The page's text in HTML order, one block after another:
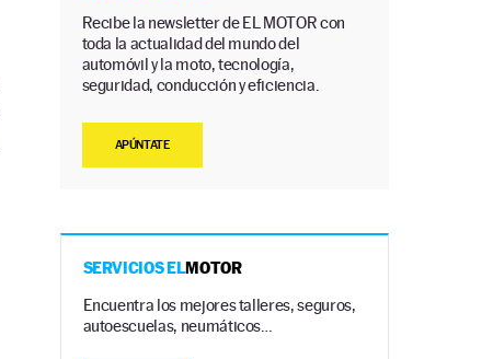
Recibe la newsletter de EL MOTOR con
toda la actualidad del mundo del
automóvil y la moto, tecnología,
seguridad, conducción y eficiencia.
APÚNTATE
SERVICIOS ELMOTOR
Encuentra los mejores talleres, seguros,
autoescuelas, neumáticos…